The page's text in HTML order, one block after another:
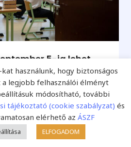
5-ig lehet
vizsgákra
(Fejlesztő Pedagógia Online /
5-ig lehet jelentkezni az
érettségi vizsgákra, az
használunk, hogy biztonságos
legjobb felhasználói élményt
módosítható, további
tájékoztató (cookie szabályzat) és
elérhető az ÁSZF
ELFOGADOM